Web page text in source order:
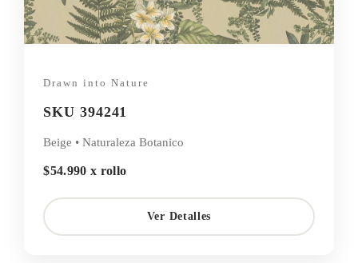
Drawn into Nature
SKU 394241
Beige • Naturaleza Botanico
$54.990 x rollo
Ver Detalles